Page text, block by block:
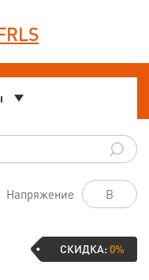
Напряжение
СКИДКА:0%